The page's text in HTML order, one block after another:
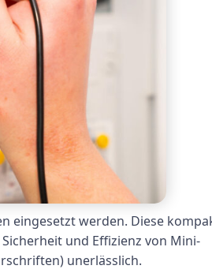
eingesetzt werden. Diese
und Effizienz von Mini-
unerlässlich.